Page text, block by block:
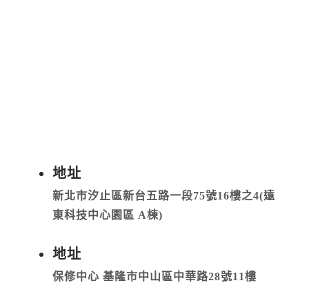
地址
新北市汐止區新台五路一段75號16樓之4(遠
東科技中心園區 A棟)
地址
保修中心 基隆市中山區中華路28號11樓